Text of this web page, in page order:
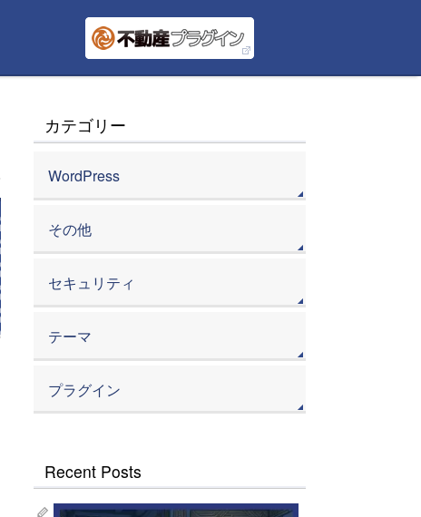
カテゴリー
WordPress
その他
セキュリティ
テーマ
プラグイン
Recent Posts